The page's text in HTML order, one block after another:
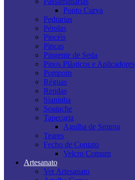
Ponto Curva
Pedrarias
Pérolas
Pincéis
Pinças
Pingente de Seda
Pinos Plásticos e Aplicadores
Pompom
Réguas
Rendas
Sianinha
Soutache
Tapeçaria
Agulha de Smirna
Teares
Fecho de Contato
Velcro Comum
Artesanato
Ver Artesanato